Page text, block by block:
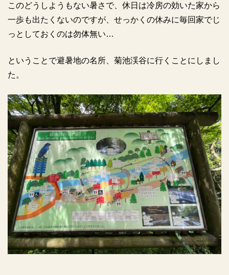
このどうしようもない暑さで、休日は冷房の効いた家から
一歩も出たくないのですが、せっかくの休みに毎回家でじ
っとしておくのは勿体無い…
ということで避暑地の名所、菊池渓谷に行くことにしまし
た。